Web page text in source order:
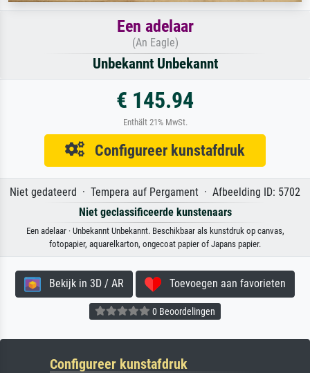
Een adelaar
(An Eagle)
Unbekannt Unbekannt
€ 145.94
Enthält 21% MwSt.
Configureer kunstafdruk
Niet gedateerd · Tempera auf Pergament · Afbeelding ID: 5702
Niet geclassificeerde kunstenaars
Een adelaar · Unbekannt Unbekannt. Beschikbaar als kunstdruk op canvas,
fotopapier, aquarelkarton, ongecoat papier of Japans papier.
Bekijk in 3D / AR Toevoegen aan favorieten
0 Beoordelingen
Configureer kunstafdruk